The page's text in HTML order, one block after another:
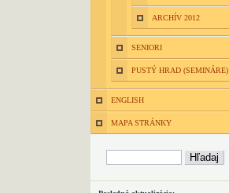
ARCHÍV 2012
SENIORI
PUSTÝ HRAD (SEMINÁRE)
ENGLISH
MAPA STRÁNKY